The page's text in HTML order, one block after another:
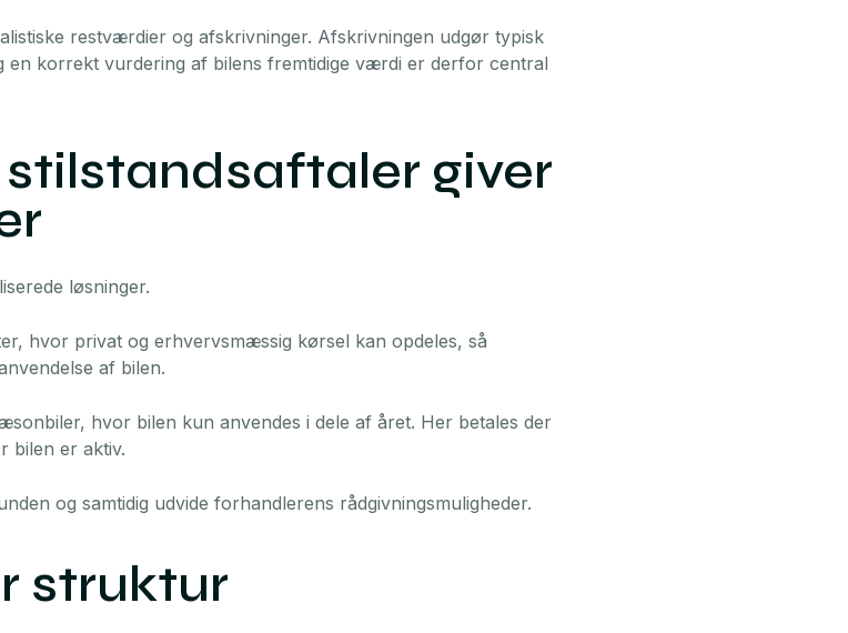
restværdier og afskrivninger. Afskrivningen udgør typisk
en korrekt vurdering af bilens fremtidige værdi er derfor central
giver
løsninger.
hvor privat og erhvervsmæssig kørsel kan opdeles, så
af bilen.
hvor bilen kun anvendes i dele af året. Her betales der
bilen er aktiv.
og samtidig udvide forhandlerens rådgivningsmuligheder.
struktur